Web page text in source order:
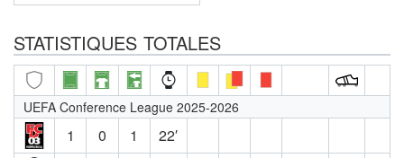
STATISTIQUES TOTALES
UEFA Conference League 2025-2026
1 0 1
22′